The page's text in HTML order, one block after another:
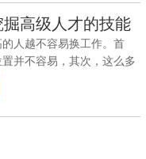
万单和十个1万单的区
源是人才资源，所以猎头
的简历。一个人才不适合
味着将来不适合。
行为。这些中介乱收费。.
众留下了很不好的印象，大
介这一点。所以作为猎
别人说你的猎头不是中介
猎头也可以说是中介，应该
因为猎头属于中介的范
太广，甚至很多服务企业
高级人才的技能
人越不容易换工作。首
并不容易，其次，这么多
有感情。真的很难让别人离
地方。接下来，我们将整